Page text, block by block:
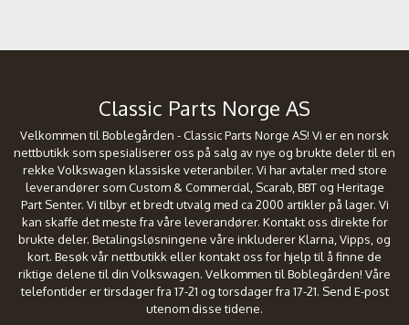
Classic Parts Norge AS
Velkommen til Boblegården - Classic Parts Norge AS! Vi er en norsk
nettbutikk som spesialiserer oss på salg av nye og brukte deler til en
rekke Volkswagen klassiske veteranbiler. Vi har avtaler med store
leverandører som Custom & Commercial, Scarab, BBT og Heritage
Part Senter. Vi tilbyr et bredt utvalg med ca 2000 artikler på lager. Vi
kan skaffe det meste fra våre leverandører. Kontakt oss direkte for
brukte deler. Betalingsløsningene våre inkluderer Klarna, Vipps, og
kort. Besøk vår nettbutikk eller kontakt oss for hjelp til å finne de
riktige delene til din Volkswagen. Velkommen til Boblegården! Våre
telefontider er tirsdager fra 17-21 og torsdager fra 17-21. Send E-post
utenom disse tidene.